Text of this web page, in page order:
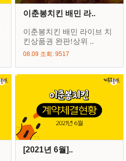
이춘봉치킨 배민 라..
이춘봉치킨 배민 라이브 치
킨상품권 완판!상위 ..
08.09 조회: 9517
[2021년 6월]..